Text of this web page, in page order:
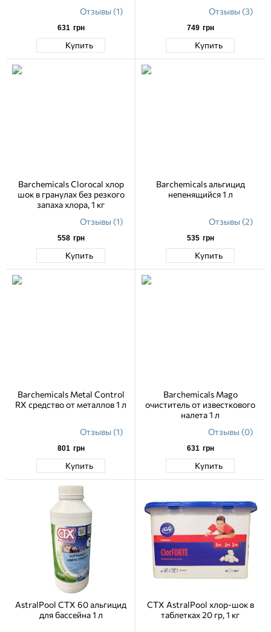
Отзывы (1)
631 грн
Купить
Отзывы (3)
749 грн
Купить
Barchemicals Clorocal хлор
шок в гранулах без резкого
запаха хлора, 1 кг
Отзывы (1)
558 грн
Купить
Barchemicals альгицид
непенящийся 1 л
Отзывы (2)
535 грн
Купить
Barchemicals Metal Control
RX средство от металлов 1 л
Отзывы (1)
801 грн
Купить
Barchemicals Mago
очиститель от известкового
налета 1 л
Отзывы (0)
631 грн
Купить
AstralPool CTX 60 альгицид
для бассейна 1 л
CTX AstralPool хлор-шок в
таблетках 20 гр, 1 кг